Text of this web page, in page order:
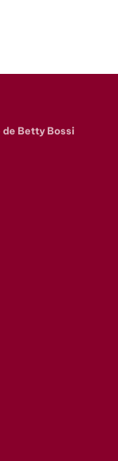
Betty Bossi